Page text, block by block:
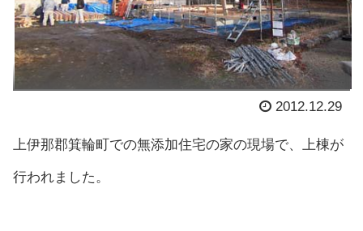
2012.12.29
上伊那郡箕輪町での無添加住宅の家の現場で、上棟が
行われました。